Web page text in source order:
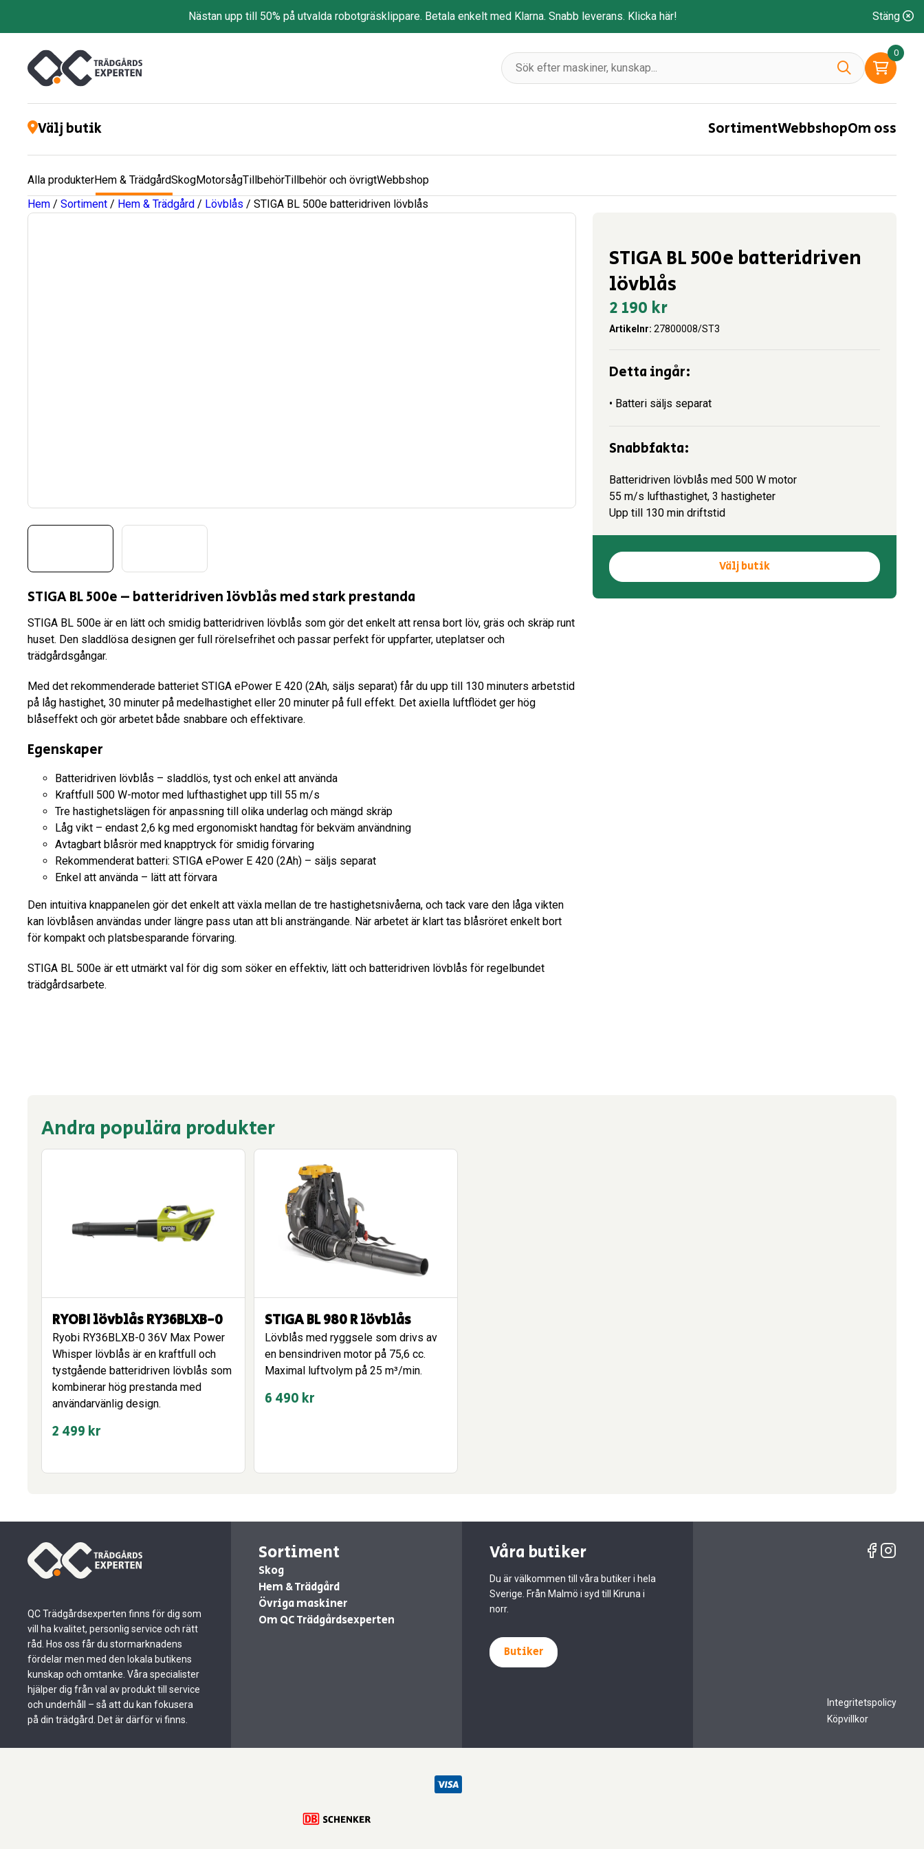
Nästan upp till 50% på utvalda robotgräsklippare. Betala enkelt med Klarna. Snabb leverans. Klicka här! Stäng
0
Välj butik SortimentWebbshopOm oss
Alla produkterHem & TrädgårdSkogMotorsågTillbehörTillbehör och övrigtWebbshop
Hem / Sortiment / Hem & Trädgård / Lövblås / STIGA BL 500e batteridriven lövblås
STIGA BL 500e batteridriven
lövblås
2 190 kr
Artikelnr: 27800008/ST3
Detta ingår:
• Batteri säljs separat
Snabbfakta:
Batteridriven lövblås med 500 W motor
55 m/s lufthastighet, 3 hastigheter
Upp till 130 min driftstid
Välj butik
STIGA BL 500e – batteridriven lövblås med stark prestanda
STIGA BL 500e är en lätt och smidig batteridriven lövblås som gör det enkelt att rensa bort löv, gräs och skräp runt
huset. Den sladdlösa designen ger full rörelsefrihet och passar perfekt för uppfarter, uteplatser och
trädgårdsgångar.
Med det rekommenderade batteriet STIGA ePower E 420 (2Ah, säljs separat) får du upp till 130 minuters arbetstid
på låg hastighet, 30 minuter på medelhastighet eller 20 minuter på full effekt. Det axiella luftflödet ger hög
blåseffekt och gör arbetet både snabbare och effektivare.
Egenskaper
Batteridriven lövblås – sladdlös, tyst och enkel att använda
Kraftfull 500 W-motor med lufthastighet upp till 55 m/s
Tre hastighetslägen för anpassning till olika underlag och mängd skräp
Låg vikt – endast 2,6 kg med ergonomiskt handtag för bekväm användning
Avtagbart blåsrör med knapptryck för smidig förvaring
Rekommenderat batteri: STIGA ePower E 420 (2Ah) – säljs separat
Enkel att använda – lätt att förvara
Den intuitiva knappanelen gör det enkelt att växla mellan de tre hastighetsnivåerna, och tack vare den låga vikten
kan lövblåsen användas under längre pass utan att bli ansträngande. När arbetet är klart tas blåsröret enkelt bort
för kompakt och platsbesparande förvaring.
STIGA BL 500e är ett utmärkt val för dig som söker en effektiv, lätt och batteridriven lövblås för regelbundet
trädgårdsarbete.
Andra populära produkter
RYOBI lövblås RY36BLXB-0
Ryobi RY36BLXB-0 36V Max Power
Whisper lövblås är en kraftfull och
tystgående batteridriven lövblås som
kombinerar hög prestanda med
användarvänlig design.
2 499 kr
STIGA BL 980 R lövblås
Lövblås med ryggsele som drivs av
en bensindriven motor på 75,6 cc.
Maximal luftvolym på 25 m³/min.
6 490 kr
QC Trädgårdsexperten finns för dig som
vill ha kvalitet, personlig service och rätt
råd. Hos oss får du stormarknadens
fördelar men med den lokala butikens
kunskap och omtanke. Våra specialister
hjälper dig från val av produkt till service
och underhåll – så att du kan fokusera
på din trädgård. Det är därför vi finns.
Sortiment
Skog
Hem & Trädgård
Övriga maskiner
Om QC Trädgårdsexperten
Våra butiker
Du är välkommen till våra butiker i hela
Sverige. Från Malmö i syd till Kiruna i
norr.
Butiker
Integritetspolicy
Köpvillkor